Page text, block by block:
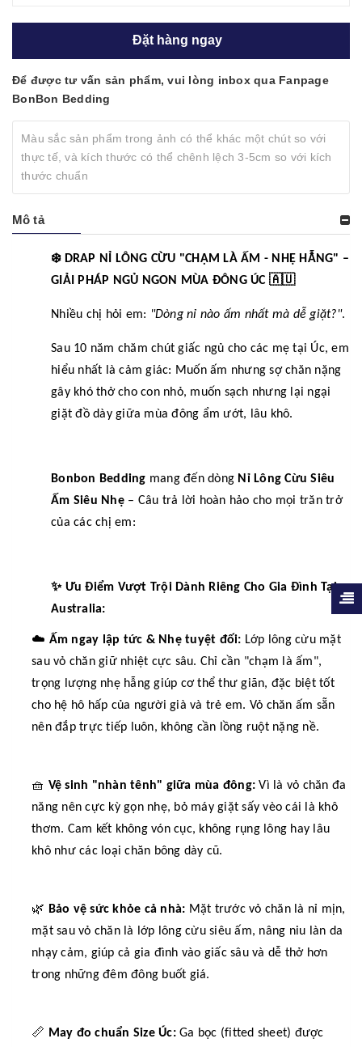
Đặt hàng ngay
Để được tư vấn sản phẩm, vui lòng inbox qua Fanpage
BonBon Bedding
Màu sắc sản phẩm trong ảnh có thể khác một chút so với
thực tế, và kích thước có thể chênh lệch 3-5cm so với kích
thước chuẩn
Mô tả
❄️DRAP NỈ LÔNG CỪU "CHẠM LÀ ẤM - NHẸ HẪNG" –
GIẢI PHÁP NGỦ NGON MÙA ĐÔNG ÚC 🇦🇺
Nhiều chị hỏi em: "Dòng nỉ nào ấm nhất mà dễ giặt?".
Sau 10 năm chăm chút giấc ngủ cho các mẹ tại Úc, em
hiểu nhất là cảm giác: Muốn ấm nhưng sợ chăn nặng
gây khó thở cho con nhỏ, muốn sạch nhưng lại ngại
giặt đồ dày giữa mùa đông ẩm ướt, lâu khô.
Bonbon Bedding mang đến dòng Nỉ Lông Cừu Siêu
Ấm Siêu Nhẹ– Câu trả lời hoàn hảo cho mọi trăn trở
của các chị em:
✨Ưu Điểm Vượt Trội Dành Riêng Cho Gia Đình Tại
Australia:
☁️ Ấm ngay lập tức & Nhẹ tuyệt đối: Lớp lông cừu mặt
sau vỏ chăn giữ nhiệt cực sâu. Chỉ cần "chạm là ấm",
trọng lượng nhẹ hẫng giúp cơ thể thư giãn, đặc biệt tốt
cho hệ hô hấp của người già và trẻ em. Vỏ chăn ấm sẵn
nên đắp trực tiếp luôn, không cần lồng ruột nặng nề.
🧺 Vệ sinh "nhàn tênh" giữa mùa đông: Vì là vỏ chăn đa
năng nên cực kỳ gọn nhẹ, bỏ máy giặt sấy vèo cái là khô
thơm. Cam kết không vón cục, không rụng lông hay lâu
khô như các loại chăn bông dày cũ.
🌿 Bảo vệ sức khỏe cả nhà: Mặt trước vỏ chăn là nỉ mịn,
mặt sau vỏ chăn là lớp lông cừu siêu ấm, nâng niu làn da
nhạy cảm, giúp cả gia đình vào giấc sâu và dễ thở hơn
trong những đêm đông buốt giá.
📏 May đo chuẩn Size Úc:Ga bọc (fitted sheet) được